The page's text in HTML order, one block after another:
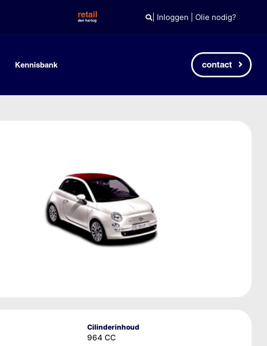
| Inloggen Olie nodig?
Kennisbank contact
Cilinderinhoud
964 CC